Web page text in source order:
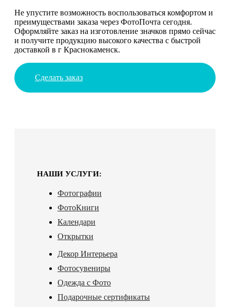
Не упустите возможность воспользоваться комфортом и
преимуществами заказа через ФотоПочта сегодня.
Оформляйте заказ на изготовление значков прямо сейчас
и получите продукцию высокого качества с быстрой
доставкой в г Краснокаменск.
Сделать заказ
НАШИ УСЛУГИ:
Фотографии
ФотоКниги
Календари
Открытки
Декор Интерьера
Фотосувениры
Одежда с Фото
Подарочные сертификаты